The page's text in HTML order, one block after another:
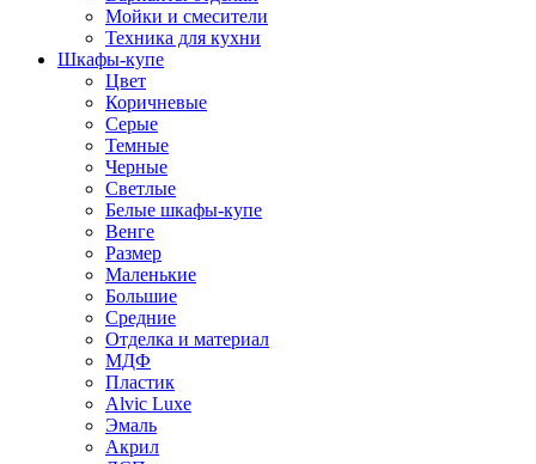
Мойки и смесители
Техника для кухни
Шкафы-купе
Цвет
Коричневые
Серые
Темные
Черные
Светлые
Белые шкафы-купе
Венге
Размер
Маленькие
Большие
Средние
Отделка и материал
МДФ
Пластик
Alvic Luxe
Эмаль
Акрил